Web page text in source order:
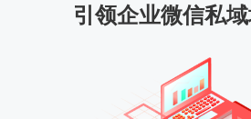
引领企业微信私